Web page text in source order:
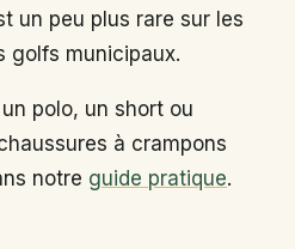
un peu plus rare sur les
golfs municipaux.
polo, un short ou
à crampons
notre guide pratique.